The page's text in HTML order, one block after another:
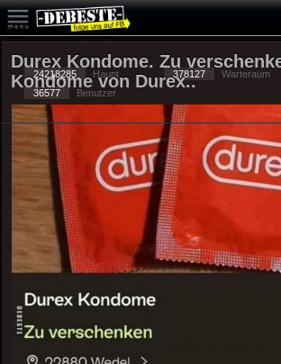
Durex Kondome. Zu
Kondome von Durex..
24218285 Haupt 378127
Warteraum
36577
Benutzer